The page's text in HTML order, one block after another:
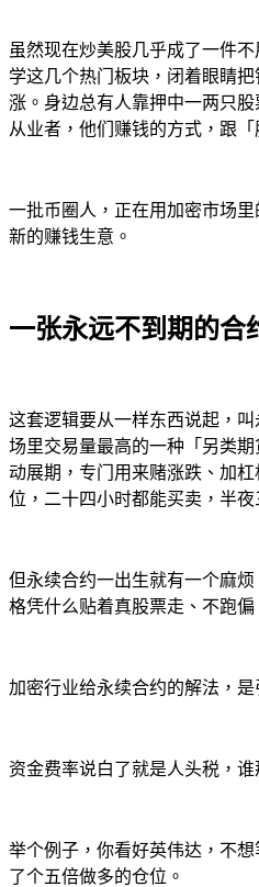
虽然现在炒美股几乎成了一件
学这几个热门板块，闭着眼睛
涨。身边总有人靠押中一两只
从业者，他们赚钱的方式，跟
一批币圈人，正在用加密市场里
新的赚钱生意。
一张永远不到期的合
这套逻辑要从一样东西说起，
场里交易量最高的一种「另类
动展期，专门用来赌涨跌、加
位，二十四小时都能买卖，半
但永续合约一出生就有一个麻
格凭什么贴着真股票走、不跑偏
加密行业给永续合约的解法，
资金费率说白了就是人头税，谁
举个例子，你看好英伟达，不
了个五倍做多的仓位。